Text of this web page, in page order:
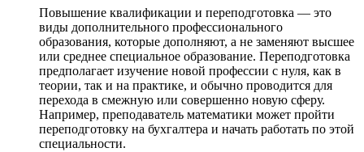
Повышение квалификации и переподготовка — это
виды дополнительного профессионального
образования, которые дополняют, а не заменяют высшее
или среднее специальное образование. Переподготовка
предполагает изучение новой профессии с нуля, как в
теории, так и на практике, и обычно проводится для
перехода в смежную или совершенно новую сферу.
Например, преподаватель математики может пройти
переподготовку на бухгалтера и начать работать по этой
специальности.